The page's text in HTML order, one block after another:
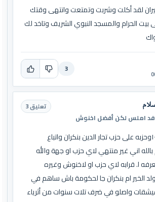
لقد أكلت وشربت وتمتعت وانتهى وقتك
الحرام والمسجد النبوي الشريف وتاخد لك
3
املس لكن أفضل اخنوش
تعليق 3
افصل اخنوش ١٠٠٠،١٠٠وحزبه على حزب تجار الدين بنكران واتباع
اني غير منتهي لاي حزب او جهة والله
ا. قرابه لاي حزب او لاخنوش وغيره
الخير ام بنكران جا لحكومة باش ساهم في
واصلو في ضرف تلات سنوات من أثرياء